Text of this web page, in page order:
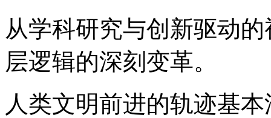
从学科研究与创新驱动
层逻辑的深刻变革。
人类文明前进的轨迹基